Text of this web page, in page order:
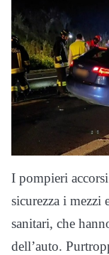
I pompieri
sicurezza i mezzi
sanitari, che
dell’auto.